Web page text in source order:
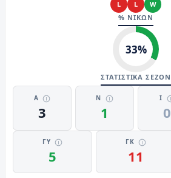
L L
W
% ΝΙΚΩΝ
33%
ΣΤΑΤΙΣΤΙΚΑ ΣΕΖΟΝ
Α
3
Ν
1
Ι
0
ΓΥ
5
ΓΚ
11